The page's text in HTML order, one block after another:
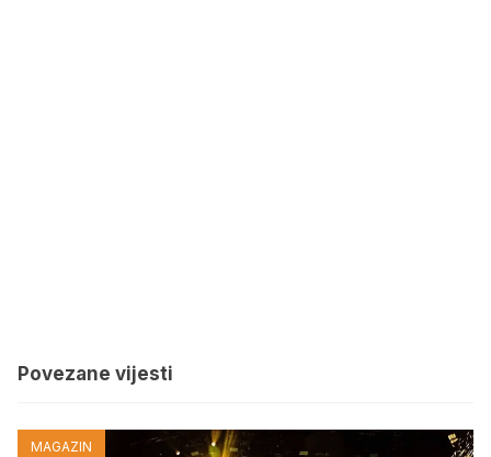
Povezane vijesti
MAGAZIN